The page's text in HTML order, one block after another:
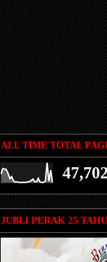
ALL TIME TOTAL
JUBLI PERAK 25